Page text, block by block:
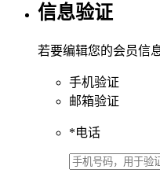
信息验证
若要编辑您的会员信
手机验证
邮箱验证
*电话